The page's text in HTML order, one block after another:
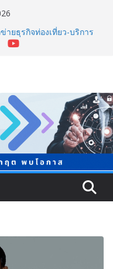
ายธุรกิจท่องเที่ยว-บริการ
2026เชื่อม 4 งานใหญ่
ทั่วประเทศ จัดประชุมใหญ่
ถ่ายทอดวิสัยทัศน์ธุรกิจ
ยกวง
& TESE 2026 พบ
ออร์สินค้า ลดใหญ่กว่า
2026 ผนึก
และ FutureCHEM
บเคลื่อนนวัตกรรม